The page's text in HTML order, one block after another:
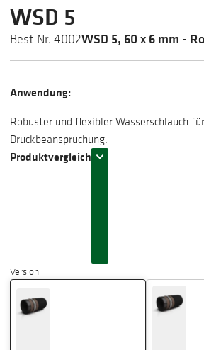
WSD 5
Best Nr. 4002WSD 5, 60 x 6 mm -
Anwendung:
Robuster und flexibler Wasserschlauch
Druckbeanspruchung.
Produktvergleich
Version